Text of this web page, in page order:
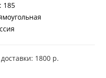
: 185
1800 р.